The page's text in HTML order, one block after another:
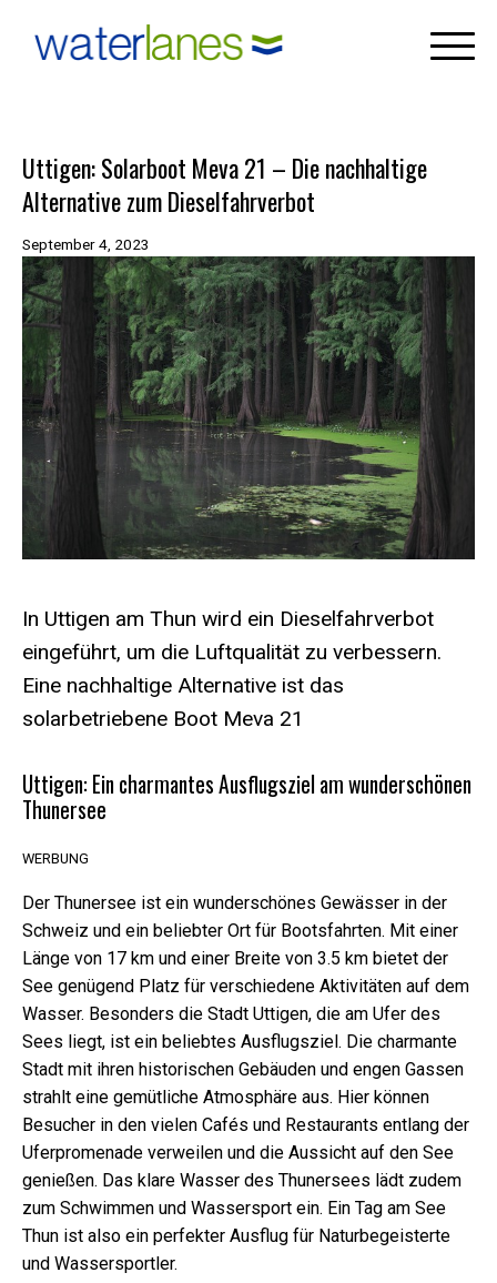
Uttigen: Solarboot Meva 21 – Die nachhaltige
Alternative zum Dieselfahrverbot
September 4, 2023
In Uttigen am Thun wird ein Dieselfahrverbot
eingeführt, um die Luftqualität zu verbessern.
Eine nachhaltige Alternative ist das
solarbetriebene Boot Meva 21
Uttigen: Ein charmantes Ausflugsziel am wunderschönen
Thunersee
WERBUNG
Der Thunersee ist ein wunderschönes Gewässer in der
Schweiz und ein beliebter Ort für Bootsfahrten. Mit einer
Länge von 17 km und einer Breite von 3.5 km bietet der
See genügend Platz für verschiedene Aktivitäten auf dem
Wasser. Besonders die Stadt Uttigen, die am Ufer des
Sees liegt, ist ein beliebtes Ausflugsziel. Die charmante
Stadt mit ihren historischen Gebäuden und engen Gassen
strahlt eine gemütliche Atmosphäre aus. Hier können
Besucher in den vielen Cafés und Restaurants entlang der
Uferpromenade verweilen und die Aussicht auf den See
genießen. Das klare Wasser des Thunersees lädt zudem
zum Schwimmen und Wassersport ein. Ein Tag am See
Thun ist also ein perfekter Ausflug für Naturbegeisterte
und Wassersportler.
×
Erforderliche
Diese Cookies
sind nicht
optional. Sie
sind für das
Funktionieren
der Website
erforderlich.
Marketing
Indem Sie Ihre
Interessen und
Ihr Verhalten
beim Besuch